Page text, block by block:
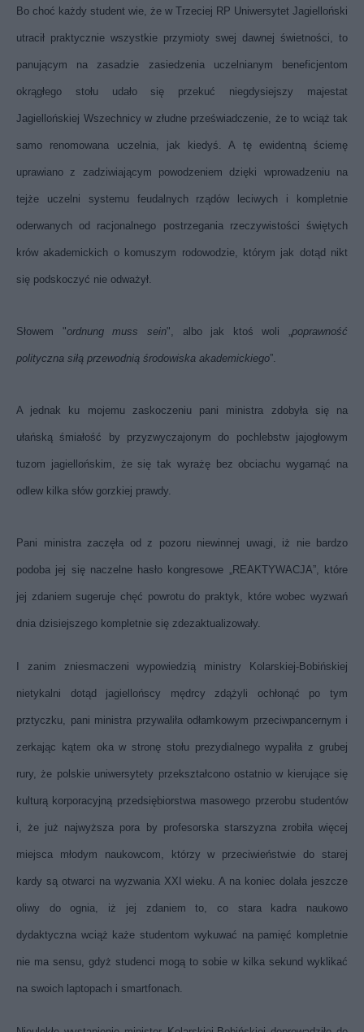
Bo choć każdy student wie, że w Trzeciej RP Uniwersytet Jagielloński
utracił praktycznie wszystkie przymioty swej dawnej świetności, to
panującym na zasadzie zasiedzenia uczelnianym beneficjentom
okrągłego stołu udało się przekuć niegdysiejszy majestat
Jagiellońskiej Wszechnicy w złudne przeświadczenie, że to wciąż tak
samo renomowana uczelnia, jak kiedyś. A tę ewidentną ściemę
uprawiano z zadziwiającym powodzeniem dzięki wprowadzeniu na
tejże uczelni systemu feudalnych rządów leciwych i kompletnie
oderwanych od racjonalnego postrzegania rzeczywistości świętych
krów akademickich o komuszym rodowodzie, którym jak dotąd nikt
się podskoczyć nie odważył.
Słowem "ordnung muss sein", albo jak ktoś woli „poprawność
polityczna siłą przewodnią środowiska akademickiego”.
A jednak ku mojemu zaskoczeniu pani ministra zdobyła się na
ułańską śmiałość by przyzwyczajonym do pochlebstw jajogłowym
tuzom jagiellońskim, że się tak wyrażę bez obciachu wygarnąć na
odlew kilka słów gorzkiej prawdy.
Pani ministra zaczęła od z pozoru niewinnej uwagi, iż nie bardzo
podoba jej się naczelne hasło kongresowe „REAKTYWACJA”, które
jej zdaniem sugeruje chęć powrotu do praktyk, które wobec wyzwań
dnia dzisiejszego kompletnie się zdezaktualizowały.
I zanim zniesmaczeni wypowiedzią ministry Kolarskiej-Bobińskiej
nietykalni dotąd jagiellońscy mędrcy zdążyli ochłonąć po tym
prztyczku, pani ministra przywaliła odłamkowym przeciwpancernym i
zerkając kątem oka w stronę stołu prezydialnego wypaliła z grubej
rury, że polskie uniwersytety przekształcono ostatnio w kierujące się
kulturą korporacyjną przedsiębiorstwa masowego przerobu studentów
i, że już najwyższa pora by profesorska starszyzna zrobiła więcej
miejsca młodym naukowcom, którzy w przeciwieństwie do starej
kardy są otwarci na wyzwania XXI wieku. A na koniec dolała jeszcze
oliwy do ognia, iż jej zdaniem to, co stara kadra naukowo
dydaktyczna wciąż każe studentom wykuwać na pamięć kompletnie
nie ma sensu, gdyż studenci mogą to sobie w kilka sekund wyklikać
na swoich laptopach i smartfonach.